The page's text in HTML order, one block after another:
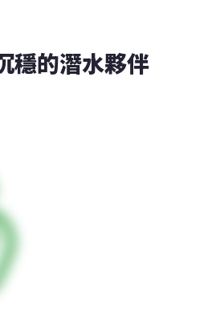
穩的潛水夥伴